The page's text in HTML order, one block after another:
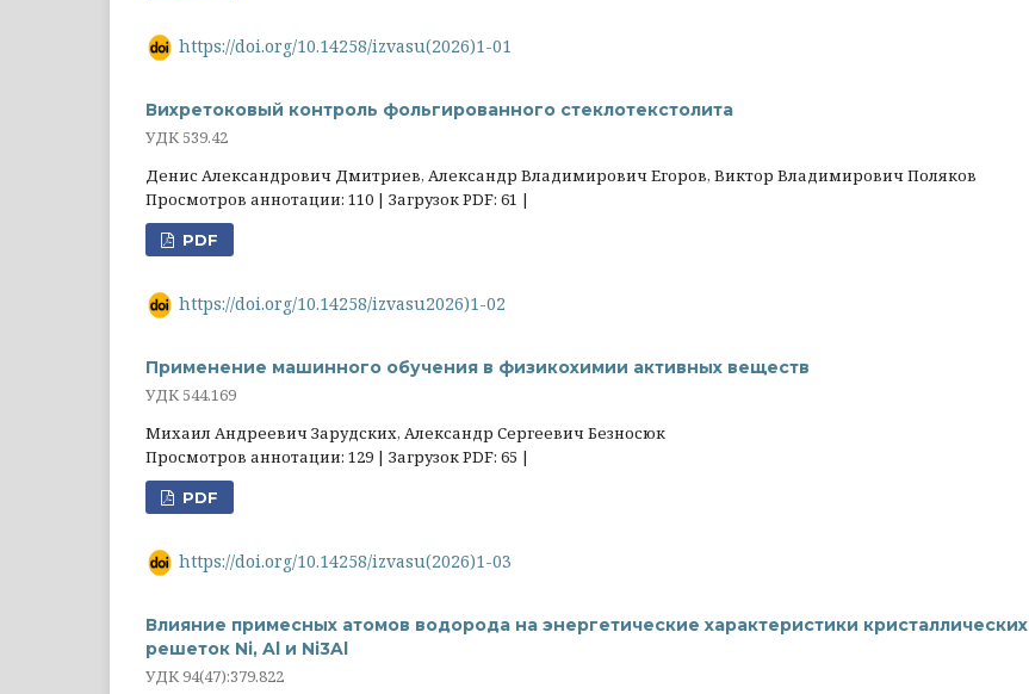
https://doi.org/10.14258/izvasu(2026)1-01
Вихретоковый контроль фольгированного стеклотекстолита
УДК 539.42
Денис Александрович Дмитриев, Александр Владимирович Егоров, Виктор Владимирович Поляков
Просмотров аннотации: 110 | Загрузок PDF: 61 |
PDF
https://doi.org/10.14258/izvasu2026)1-02
Применение машинного обучения в физикохимии активных веществ
УДК 544.169
Михаил Андреевич Зарудских, Александр Сергеевич Безносюк
Просмотров аннотации: 129 | Загрузок PDF: 65 |
PDF
https://doi.org/10.14258/izvasu(2026)1-03
Влияние примесных атомов водорода на энергетические характеристики кристаллических
решеток Ni, Al и Ni3Al
УДК 94(47):379.822